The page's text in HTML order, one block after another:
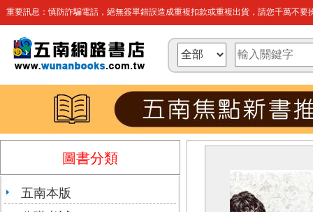
重要訊息：慎防詐騙電話，絕無簽單錯誤造成重複扣款或重複出貨，請您千萬不要
圖書分類
五南本版